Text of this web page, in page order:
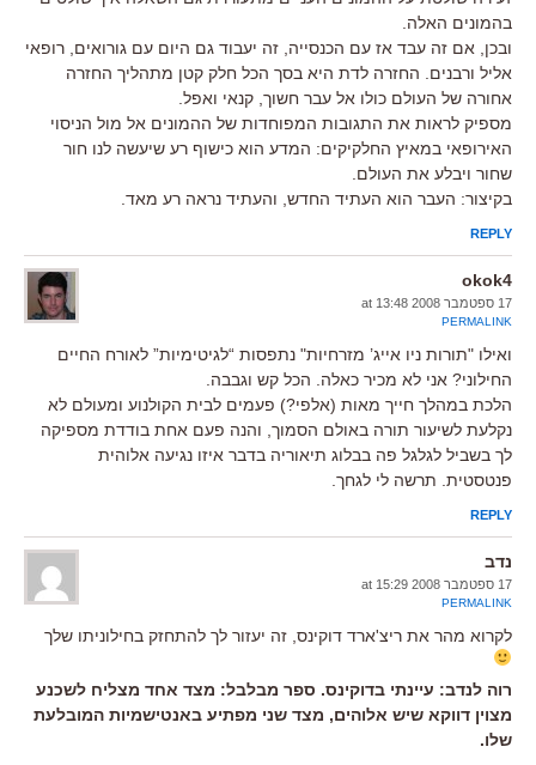
בהמונים האלה.
ובכן, אם זה עבד אז עם הכנסייה, זה יעבוד גם היום עם גורואים, רופאי
אליל ורבנים. החזרה לדת היא בסך הכל חלק קטן מתהליך החזרה
אחורה של העולם כולו אל עבר חשוך, קנאי ואפל.
מספיק לראות את התגובות המפוחדות של ההמונים אל מול הניסוי
האירופאי במאיץ החלקיקים: המדע הוא כישוף רע שיעשה לנו חור
שחור ויבלע את העולם.
בקיצור: העבר הוא העתיד החדש, והעתיד נראה רע מאד.
REPLY
okok4
17 ספטמבר 2008 at 13:48
PERMALINK
ואילו "תורות ניו אייג’ מזרחיות" נתפסות “לגיטימיות” לאורח החיים
החילוני? אני לא מכיר כאלה. הכל קש וגבבה.
הלכת במהלך חייך מאות (אלפי?) פעמים לבית הקולנוע ומעולם לא
נקלעת לשיעור תורה באולם הסמוך, והנה פעם אחת בודדת מספיקה
לך בשביל לגלגל פה בבלוג תיאוריה בדבר איזו נגיעה אלוהית
פנטסטית. תרשה לי לגחך.
REPLY
נדב
17 ספטמבר 2008 at 15:29
PERMALINK
לקרוא מהר את ריצ'ארד דוקינס, זה יעזור לך להתחזק בחילוניתו שלך
רוה לנדב: עיינתי בדוקינס. ספר מבלבל: מצד אחד מצליח לשכנע
מצוין דווקא שיש אלוהים, מצד שני מפתיע באנטישמיות המובלעת
שלו.